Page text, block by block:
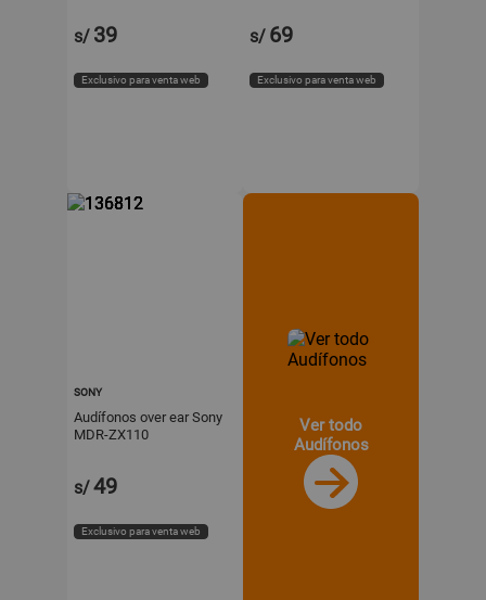
s/ 39
Exclusivo para venta web
s/ 69
Exclusivo para venta web
SONY
Audífonos over ear Sony
MDR-ZX110
s/49
Exclusivo para venta web
Ver todo
Audífonos